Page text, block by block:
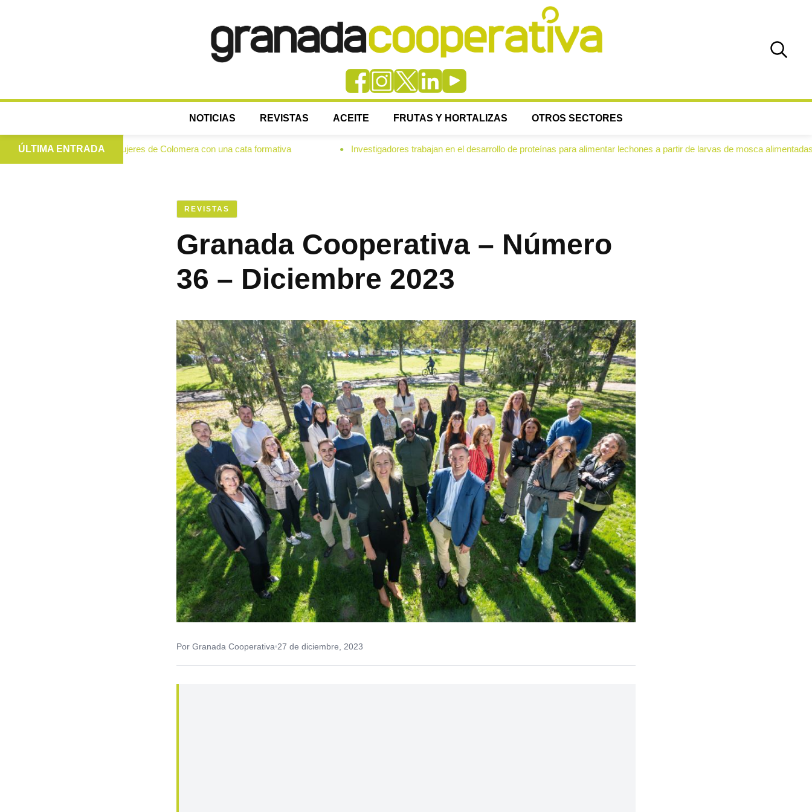
NOTICIAS REVISTAS ACEITE FRUTAS Y HORTALIZAS OTROS SECTORES
ÚLTIMA ENTRADA
extra a las mujeres de Colomera con una cata formativa ● Investigadores trabajan en el desarrollo de proteínas para alimentar lechones a partir de larvas de mosca alimentadas con alperujo
REVISTAS
Granada Cooperativa – Número
36 – Diciembre 2023
Por Granada Cooperativa 27 de diciembre, 2023